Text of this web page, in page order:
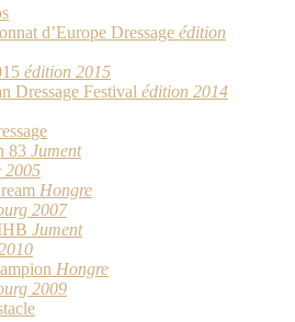
d’Europe Dressage édition
édition 2015
Dressage Festival édition 2014
83 Jument
2005
Hongre
2007
Jument
Hongre
2009